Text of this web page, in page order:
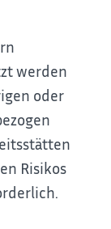
werden
oder
Risikos